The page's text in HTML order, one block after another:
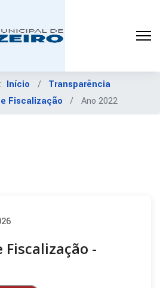
Início
Transparência
Fiscalização
Ano 2022
-